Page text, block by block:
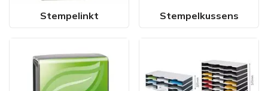
Stempelinkt Stempelkussens